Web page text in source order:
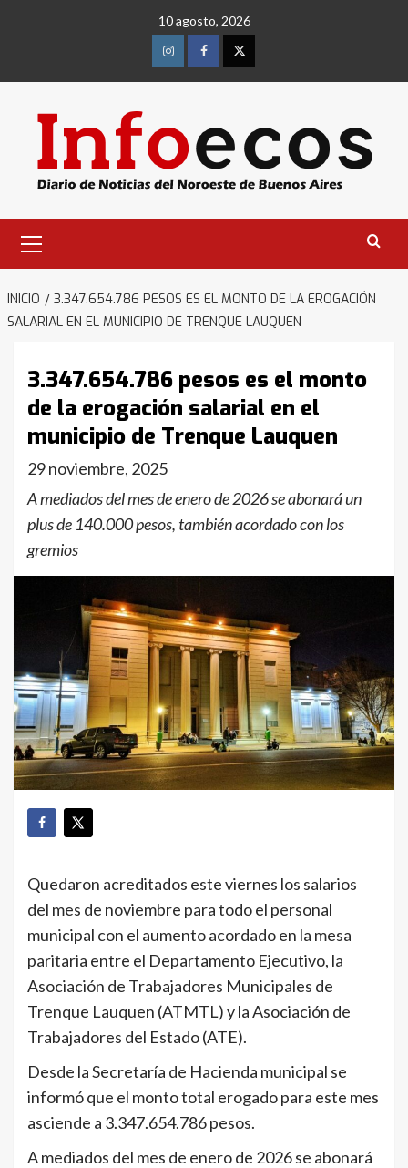
10 agosto, 2026
InstagramFacebookTwitter
primario
INICIO
3.347.654.786 PESOS ES EL MONTO DE LA EROGACIÓN
SALARIAL EN EL MUNICIPIO DE TRENQUE LAUQUEN
3.347.654.786 pesos es el monto
de la erogación salarial en el
municipio de Trenque Lauquen
29 noviembre, 2025
A mediados del mes de enero de 2026 se abonará un
plus de 140.000 pesos, también acordado con los
gremios
Quedaron acreditados este viernes los salarios
del mes de noviembre para todo el personal
municipal con el aumento acordado en la mesa
paritaria entre el Departamento Ejecutivo, la
Asociación de Trabajadores Municipales de
Trenque Lauquen (ATMTL) y la Asociación de
Trabajadores del Estado (ATE).
Desde la Secretaría de Hacienda municipal se
informó que el monto total erogado para este mes
asciende a 3.347.654.786 pesos.
A mediados del mes de enero de 2026 se abonará